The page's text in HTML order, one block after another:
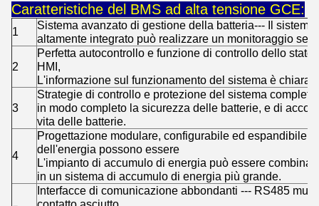
Caratteristiche del BMS ad alta tensione GCE:
1
Sistema avanzato di gestione della batteria--- Il
altamente integrato può realizzare un monitoraggio
2
Perfetta autocontrollo e funzione di controllo dello
HMI,
L'informazione sul funzionamento del sistema è chiara
3
Strategie di controllo e protezione del sistema
in modo completo la sicurezza delle batterie, e di
vita delle batterie.
4
Progettazione modulare, configurabile ed espandibile
dell'energia possono essere
L'impianto di accumulo di energia può essere
in un sistema di accumulo di energia più grande.
Interfacce di comunicazione abbondanti --- RS485